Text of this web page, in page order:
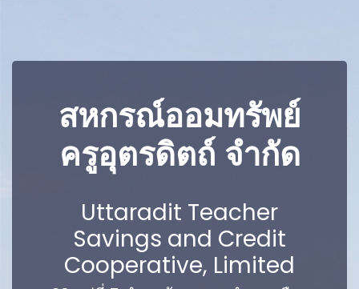
สหกรณ์ออมทรัพย์
ครูอุตรดิตถ์ จำกัด
Uttaradit Teacher
Savings and Credit
Cooperative, Limited